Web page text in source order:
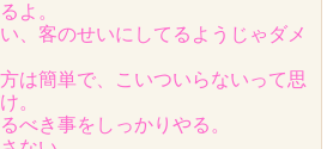
よ。
、客のせいにしてるようじゃダメ
は簡単で、こいついらないって思
。
べき事をしっかりやる。